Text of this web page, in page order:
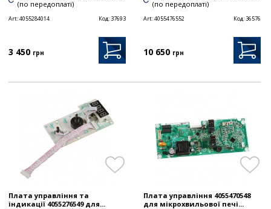
(по передоплаті)
Art:4055284014 Код: 37693
3 450 грн
(по передоплаті)
Art:4055476552 Код: 36576
10 650 грн
Плата управління та
індикації 4055276549 для...
Плата управління 4055470548
для мікрохвильової печі...